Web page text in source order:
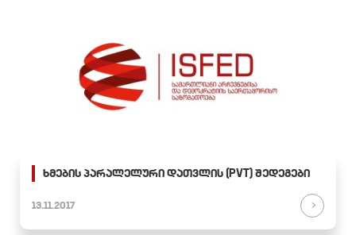
ხმების პარალელური დათვლის (PVT) შედეგები
13.11.2017